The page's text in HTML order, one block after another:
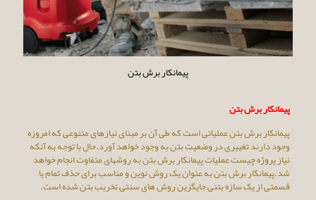
پیمانکار برش بتن
پیمانکار برش بتن
پیمانکار برش بتن عملیاتی است که طی آن بر مبنای نیازهای متنوعی که امروزه
وجود دارند تغییری در وضعیت بتن به وجود خواهد آورد.حال با توجه به آنکه
نیاز پروژه چیست عملیات پیمانکار برش بتن به روشهای متفاوت انجام خواهد
شد.پیمانکار برش بتن به عنوان یک روش نوین و مناسب برای حذف تمام یا
قسمتی از یک سازه بتنی جایگزین روش های سنتی تخریب بتن شده است.